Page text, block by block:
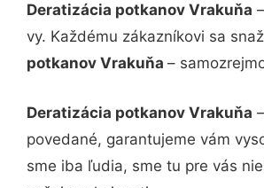
Deratizácia potkanov Vrakuňa
vy. Každému zákazníkovi sa
potkanov Vrakuňa –
Deratizácia potkanov Vrakuňa
povedané, garantujeme vám
sme iba ľudia, sme tu pre vás